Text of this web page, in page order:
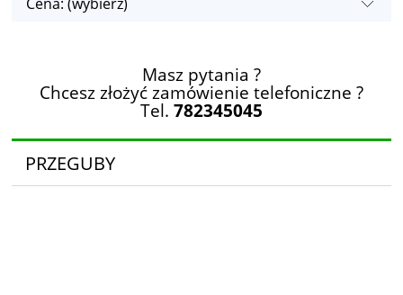
Cena: (wybierz)
Masz pytania ?
Chcesz złożyć zamówienie telefoniczne ?
Tel. 782345045
PRZEGUBY